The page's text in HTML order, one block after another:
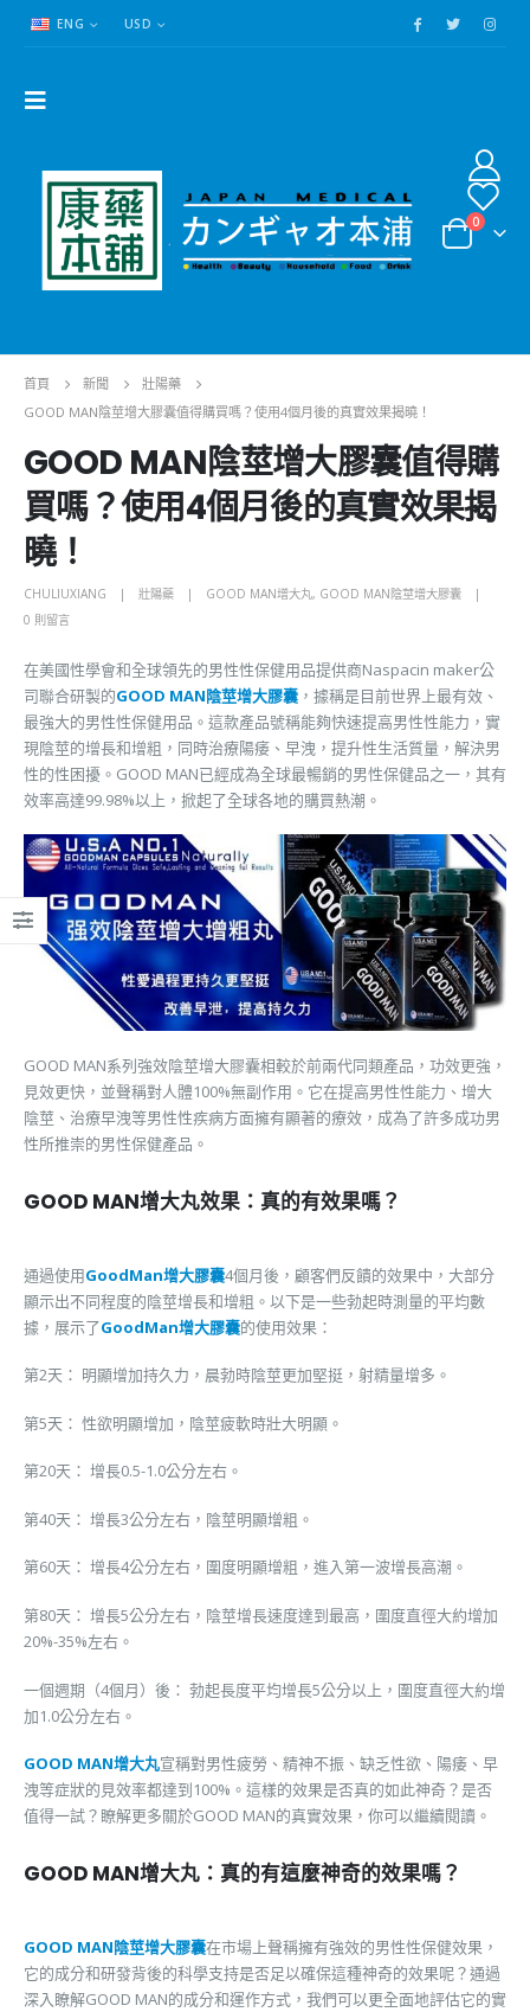
ENG USD
0
首頁 新聞
壯陽藥
GOOD MAN陰莖增大膠囊值得購買嗎？使用4個月後的真實效果揭曉！
GOOD MAN陰莖增大膠囊值得購
買嗎？使用4個月後的真實效果揭
曉！
CHULIUXIANG 壯陽藥 GOOD MAN增大丸, GOOD MAN陰莖增大膠囊
0 則留言
在美國性學會和全球領先的男性性保健用品提供商Naspacin maker公
司聯合研製的GOOD MAN陰莖增大膠囊 ，據稱是目前世界上最有效、
最強大的男性性保健用品。這款產品號稱能夠快速提高男性性能力，實
現陰莖的增長和增粗，同時治療陽痿、早洩，提升性生活質量，解決男
性的性困擾。GOOD MAN已經成為全球最暢銷的男性保健品之一，其有
效率高達99.98%以上，掀起了全球各地的購買熱潮。
GOOD MAN系列強效陰莖增大膠囊相較於前兩代同類產品，功效更強，
見效更快，並聲稱對人體100%無副作用。它在提高男性性能力、增大
陰莖、治療早洩等男性性疾病方面擁有顯著的療效，成為了許多成功男
性所推崇的男性保健產品。
GOOD MAN增大丸效果：真的有效果嗎？
通過使用GoodMan增大膠囊4個月後，顧客們反饋的效果中，大部分
顯示出不同程度的陰莖增長和增粗。以下是一些勃起時測量的平均數
據，展示了GoodMan增大膠囊的使用效果：
第2天： 明顯增加持久力，晨勃時陰莖更加堅挺，射精量增多。
第5天： 性欲明顯增加，陰莖疲軟時壯大明顯。
第20天： 增長0.5-1.0公分左右。
第40天： 增長3公分左右，陰莖明顯增粗。
第60天： 增長4公分左右，圍度明顯增粗，進入第一波增長高潮。
第80天： 增長5公分左右，陰莖增長速度達到最高，圍度直徑大約增加
20%-35%左右。
一個週期（4個月）後： 勃起長度平均增長5公分以上，圍度直徑大約增
加1.0公分左右。
GOOD MAN增大丸宣稱對男性疲勞、精神不振、缺乏性欲、陽痿、早
洩等症狀的見效率都達到100%。這樣的效果是否真的如此神奇？是否
值得一試？瞭解更多關於GOOD MAN的真實效果，你可以繼續閱讀。
GOOD MAN增大丸：真的有這麼神奇的效果嗎？
GOOD MAN陰莖增大膠囊在市場上聲稱擁有強效的男性性保健效果，
它的成分和研發背後的科學支持是否足以確保這種神奇的效果呢？通過
深入瞭解GOOD MAN的成分和運作方式，我們可以更全面地評估它的實